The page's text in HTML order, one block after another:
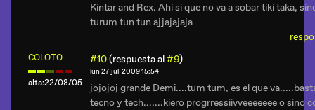
Kintar and Rex. Ahí si que no va a sobar tiki taka,
turum tun tun ajjajajaja
COLOTO
alta:22/08/05
#10(respuesta al#9)
lun 27-jul-2009 15:54
jojojoj grande Demi....tum tum, es el que
tecno y tech.......kiero progrressiivveeeeeee o sino